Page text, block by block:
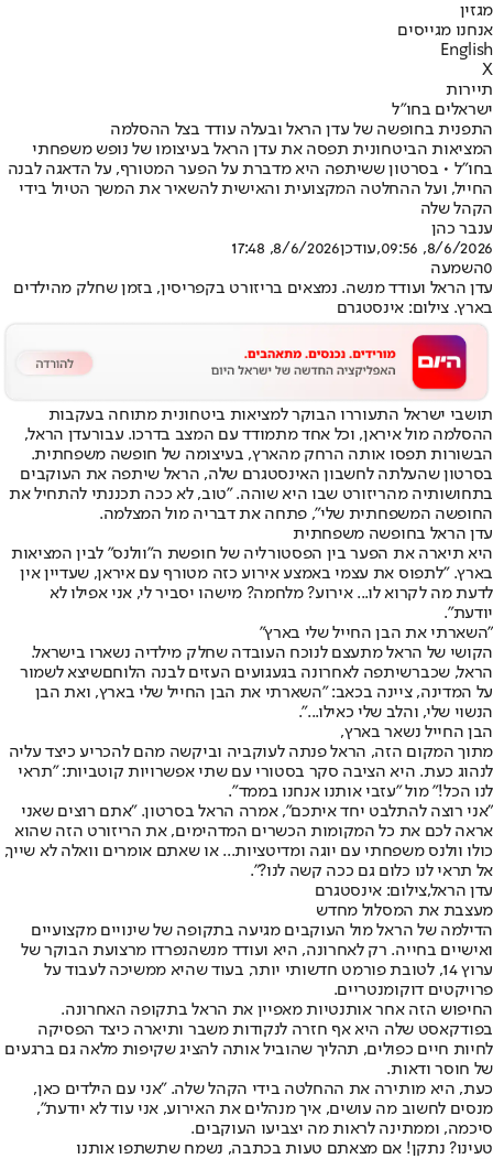
מגזין
אנחנו מגייסים
English
X
תיירות
ישראלים בחו"ל
התפנית בחופשה של עדן הראל ובעלה עודד בצל ההסלמה
המציאות הביטחונית תפסה את עדן הראל בעיצומו של נופש משפחתי
בחו"ל • בסרטון ששיתפה היא מדברת על הפער המטורף, על הדאגה לבנה
החייל, ועל ההחלטה המקצועית והאישית להשאיר את המשך הטיול בידי
הקהל שלה
ענבר כהן
8/6/2026, 09:56
,עודכן8/6/2026, 17:48
0השמעה
עדן הראל ועודד מנשה. נמצאים בריזורט בקפריסין, בזמן שחלק מהילדים
בארץ. צילום: אינסטגרם
תושבי ישראל התעוררו הבוקר למציאות ביטחונית מתוחה בעקבות
ההסלמה מול איראן, וכל אחד מתמודד עם המצב בדרכו. עבורעדן הראל,
הבשורות תפסו אותה הרחק מהארץ, בעיצומה של חופשה משפחתית.
בסרטון שהעלתה לחשבון האינסטגרם שלה, הראל שיתפה את העוקבים
בתחושותיה מהריזורט שבו היא שוהה. "טוב, לא ככה תכננתי להתחיל את
החופשה המשפחתית שלי", פתחה את דבריה מול המצלמה.
עדן הראל בחופשה משפחתית
היא תיארה את הפער בין הפסטורליה של חופשת ה"וולנס" לבין המציאות
בארץ. "לתפוס את עצמי באמצע אירוע כזה מטורף עם איראן, שעדיין אין
לדעת מה לקרוא לו... אירוע? מלחמה? מישהו יסביר לי, אני אפילו לא
יודעת".
"השארתי את הבן החייל שלי בארץ"
הקושי של הראל מתעצם לנוכח העובדה שחלק מילדיה נשארו בישראל.
הראל, שכברשיתפה לאחרונה בגעגועים העזים לבנה הלוחםשיצא לשמור
על המדינה, ציינה בכאב: "השארתי את הבן החייל שלי בארץ, ואת הבן
הנשוי שלי, והלב שלי כאילו...".
הבן החייל נשאר בארץ,
מתוך המקום הזה, הראל פנתה לעוקביה וביקשה מהם להכריע כיצד עליה
לנהוג כעת. היא הציבה סקר בסטורי עם שתי אפשרויות קוטביות: "תראי
לנו הכל!" מול "עזבי אותנו אנחנו בממד".
"אני רוצה להתלבט יחד איתכם", אמרה הראל בסרטון. "אתם רוצים שאני
אראה לכם את כל המקומות הכשרים המדהימים, את הריזורט הזה שהוא
כולו וולנס משפחתי עם יוגה ומדיטציות... או שאתם אומרים וואלה לא שייך,
אל תראי לנו כלום גם ככה קשה לנו?".
עדן הראל,צילום: אינסטגרם
מעצבת את המסלול מחדש
הדילמה של הראל מול העוקבים מגיעה בתקופה של שינויים מקצועיים
ואישיים בחייה. רק לאחרונה, היא ועודד מנשהנפרדו מרצועת הבוקר של
ערוץ 14
, לטובת פורמט חדשותי יותר, בעוד שהיא ממשיכה לעבוד על
פרויקטים דוקומנטריים.
החיפוש הזה אחר אותנטיות מאפיין את הראל בתקופה האחרונה.
בפודקאסט שלה היא אף חזרה לנקודות משבר ותיארה כיצד הפסיקה
לחיות חיים כפולים, תהליך שהוביל אותה להציג שקיפות מלאה גם ברגעים
של חוסר ודאות.
כעת, היא מותירה את ההחלטה בידי הקהל שלה. "אני עם הילדים כאן,
מנסים לחשוב מה עושים, איך מנהלים את האירוע, אני עוד לא יודעת",
סיכמה, וממתינה לראות מה יצביעו העוקבים.
טעינו? נתקן! אם מצאתם טעות בכתבה, נשמח שתשתפו אותנו